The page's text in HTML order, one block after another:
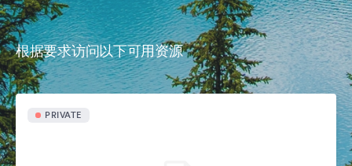
根据要求访问以下可用资源
PRIVATE